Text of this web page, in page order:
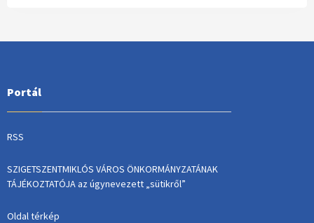
Portál
RSS
SZIGETSZENTMIKLÓS VÁROS ÖNKORMÁNYZATÁNAK
TÁJÉKOZTATÓJA az úgynevezett „sütikről”
Oldal térkép